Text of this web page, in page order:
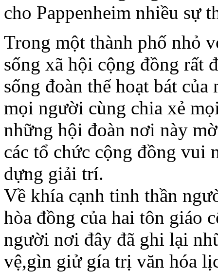
cho Pappenheim nhiều sự
Trong một thành phố nhỏ
sống xã hội cộng đồng rất
sống đoàn thể hoạt bát
mọi người cùng chia xẻ
những hội đoàn nơi này
các tổ chức cộng đồng vui
dựng giải trí.
Về khía cạnh tinh thần
hòa đồng của hai tôn giáo
người nơi đây đã ghi lại
vệ,gìn giử gía trị văn hóa